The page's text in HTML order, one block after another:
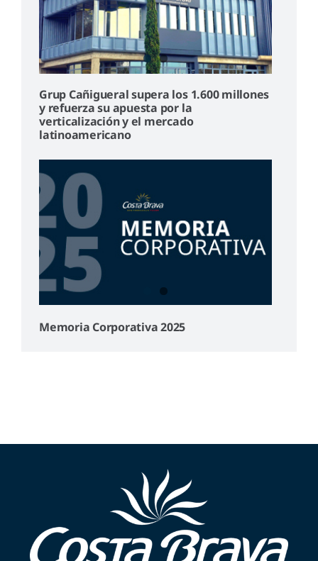
Grup Cañigueral supera los 1.600 millones
y refuerza su apuesta por la
verticalización y el mercado
latinoamericano
Memoria Corporativa 2025